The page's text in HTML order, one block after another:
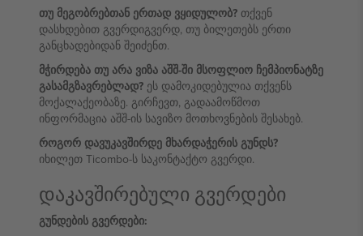
თუ მეგობრებთან ერთად ვყიდულობ? თქვენ
დასხდებით გვერდიგვერდ, თუ ბილეთებს ერთი
განცხადებიდან შეიძენთ.
მჭირდება თუ არა ვიზა აშშ-ში მსოფლიო ჩემპიონატზე
გასამგზავრებლად? ეს დამოკიდებულია თქვენს
მოქალაქეობაზე. გირჩევთ, გადაამოწმოთ
ინფორმაცია აშშ-ის სავიზო მოთხოვნების შესახებ.
როგორ დავუკავშირდე მხარდაჭერის გუნდს?
იხილეთ Ticombo-ს საკონტაქტო გვერდი.
დაკავშირებული გვერდები
გუნდების გვერდები: